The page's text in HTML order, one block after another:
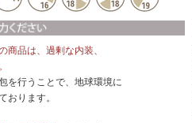
品は、過剰な内装、
を行うことで、地球環境に
おります。